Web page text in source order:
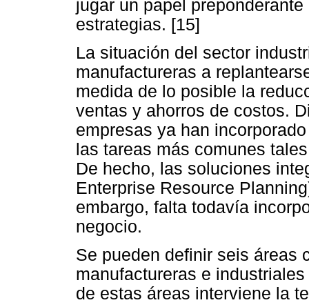
jugar un papel
estrategias. [15]
La situación del sector
manufactureras a
medida de lo posible la
ventas y ahorros de costos.
empresas ya han
las tareas más comunes
De hecho, las soluciones
Enterprise Resource
embargo, falta todavía
negocio.
Se pueden definir seis áreas
manufactureras e
de estas áreas interviene la